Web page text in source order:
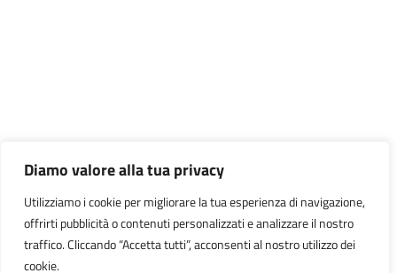
Diamo valore alla tua privacy
Utilizziamo i cookie per migliorare la tua esperienza di navigazione,
offrirti pubblicità o contenuti personalizzati e analizzare il nostro
traffico. Cliccando “Accetta tutti”, acconsenti al nostro utilizzo dei
cookie.